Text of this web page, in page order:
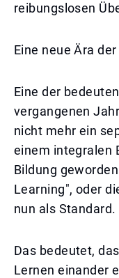
reibungslosen
Eine neue Ära
Eine der
vergangenen
nicht mehr ein
einem integralen
Bildung
Learning", oder
nun als Standard.
Das bedeutet,
Lernen einander